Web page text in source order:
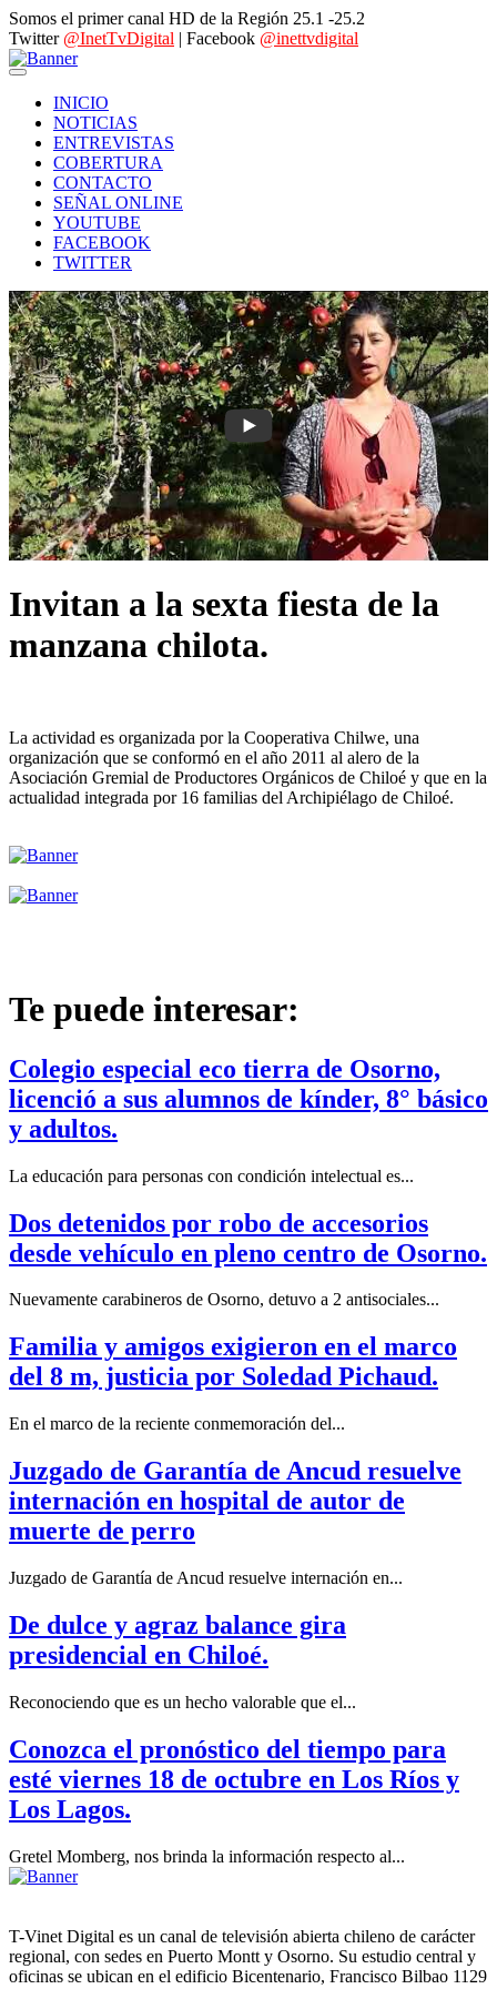
Somos el primer canal HD de la Región 25.1 -25.2
Twitter @InetTvDigital | Facebook @inettvdigital
INICIO
NOTICIAS
ENTREVISTAS
COBERTURA
CONTACTO
SEÑAL ONLINE
YOUTUBE
FACEBOOK
TWITTER
Invitan a la sexta fiesta de la
manzana chilota.
La actividad es organizada por la Cooperativa Chilwe, una
organización que se conformó en el año 2011 al alero de la
Asociación Gremial de Productores Orgánicos de Chiloé y que en la
actualidad integrada por 16 familias del Archipiélago de Chiloé.
Te puede interesar:
Colegio especial eco tierra de Osorno,
licenció a sus alumnos de kínder, 8° básico
y adultos.
La educación para personas con condición intelectual es...
Dos detenidos por robo de accesorios
desde vehículo en pleno centro de Osorno.
Nuevamente carabineros de Osorno, detuvo a 2 antisociales...
Familia y amigos exigieron en el marco
del 8 m, justicia por Soledad Pichaud.
En el marco de la reciente conmemoración del...
Juzgado de Garantía de Ancud resuelve
internación en hospital de autor de
muerte de perro
Juzgado de Garantía de Ancud resuelve internación en...
De dulce y agraz balance gira
presidencial en Chiloé.
Reconociendo que es un hecho valorable que el...
Conozca el pronóstico del tiempo para
esté viernes 18 de octubre en Los Ríos y
Los Lagos.
Gretel Momberg, nos brinda la información respecto al...
T-Vinet Digital es un canal de televisión abierta chileno de carácter
regional, con sedes en Puerto Montt y Osorno. Su estudio central y
oficinas se ubican en el edificio Bicentenario, Francisco Bilbao 1129